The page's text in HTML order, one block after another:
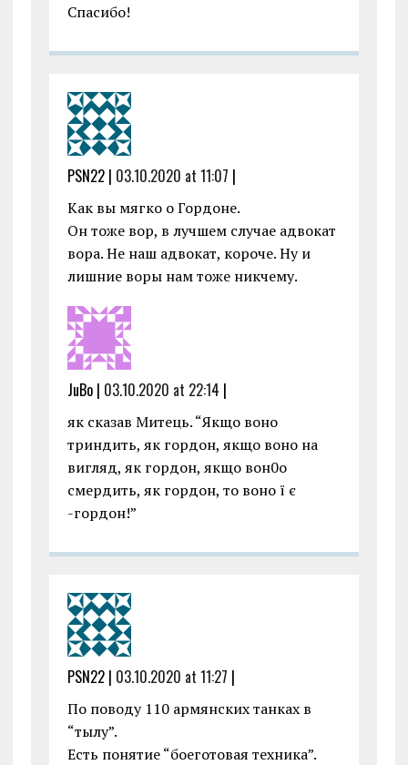
Спасибо!
PSN22 | 03.10.2020 at 11:07 |
Как вы мягко о Гордоне.
Он тоже вор, в лучшем случае адвокат
вора. Не наш адвокат, короче. Ну и
лишние воры нам тоже никчему.
JuBo | 03.10.2020 at 22:14 |
як сказав Митець. “Якщо воно
триндить, як гордон, якщо воно на
вигляд, як гордон, якщо вон0о
смердить, як гордон, то воно ї є
-гордон!”
PSN22 | 03.10.2020 at 11:27 |
По поводу 110 армянских танках в
“тылу”.
Есть понятие “боеготовая техника”.